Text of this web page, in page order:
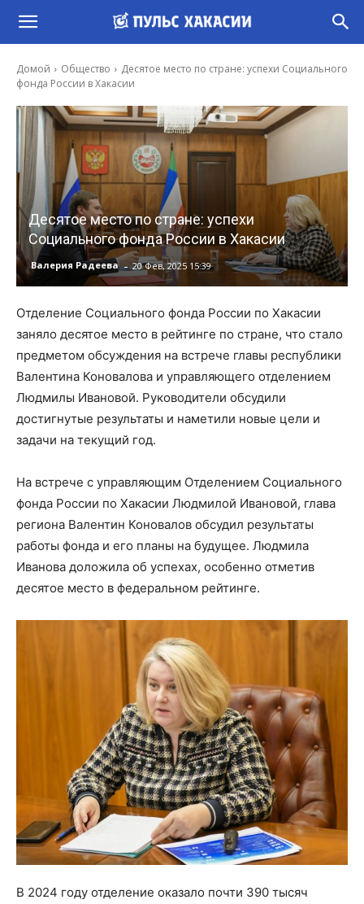
Домой Общество
Десятое место по стране: успехи Социального
фонда России в Хакасии
Десятое место по стране: успехи
Социального фонда России в Хакасии
Валерия Радеева - 20 Фев, 2025 15:39
Отделение Социального фонда России по Хакасии
заняло десятое место в рейтинге по стране, что стало
предметом обсуждения на встрече главы республики
Валентина Коновалова и управляющего отделением
Людмилы Ивановой. Руководители обсудили
достигнутые результаты и наметили новые цели и
задачи на текущий год.
На встрече с управляющим Отделением Социального
фонда России по Хакасии Людмилой Ивановой, глава
региона Валентин Коновалов обсудил результаты
работы фонда и его планы на будущее. Людмила
Иванова доложила об успехах, особенно отметив
десятое место в федеральном рейтинге.
В 2024 году отделение оказало почти 390 тысяч